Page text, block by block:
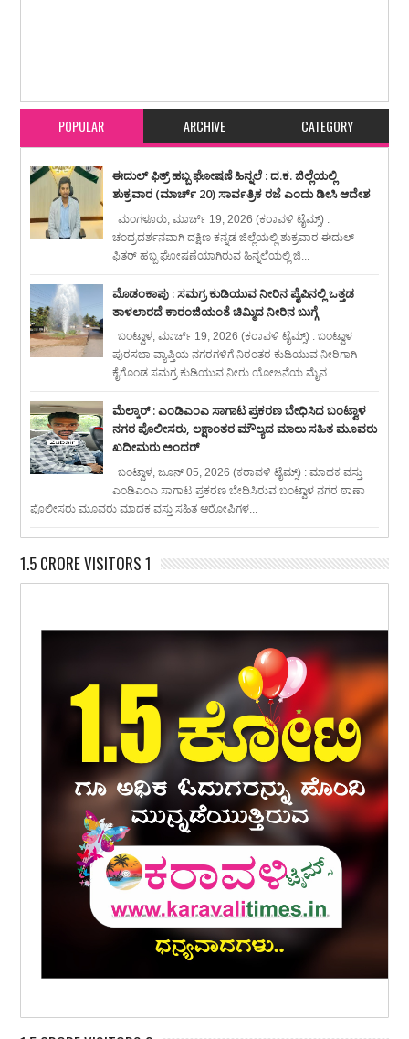
POPULAR ARCHIVE CATEGORY
ಈದುಲ್ ಫಿತ್ರ್ ಹಬ್ಬ ಘೋಷಣೆ ಹಿನ್ನಲೆ : ದ.ಕ. ಜಿಲ್ಲೆಯಲ್ಲಿ
ಶುಕ್ರವಾರ (ಮಾರ್ಚ್ 20) ಸಾರ್ವತ್ರಿಕ ರಜೆ ಎಂದು ಡೀಸಿ ಆದೇಶ
ಮಂಗಳೂರು, ಮಾರ್ಚ್ 19, 2026 (ಕರಾವಳಿ ಟೈಮ್ಸ್) :
ಚಂದ್ರದರ್ಶನವಾಗಿ ದಕ್ಷಿಣ ಕನ್ನಡ ಜಿಲ್ಲೆಯಲ್ಲಿ ಶುಕ್ರವಾರ ಈದುಲ್
ಫಿತರ್ ಹಬ್ಬ ಘೋಷಣೆಯಾಗಿರುವ ಹಿನ್ನಲೆಯಲ್ಲಿ ಜಿ...
ಮೊಡಂಕಾಪು : ಸಮಗ್ರ ಕುಡಿಯುವ ನೀರಿನ ಪೈಪಿನಲ್ಲಿ ಒತ್ತಡ
ತಾಳಲಾರದೆ ಕಾರಂಜಿಯಂತೆ ಚಿಮ್ಮಿದ ನೀರಿನ ಬುಗ್ಗೆ
ಬಂಟ್ವಾಳ, ಮಾರ್ಚ್ 19, 2026 (ಕರಾವಳಿ ಟೈಮ್ಸ್) : ಬಂಟ್ವಾಳ
ಪುರಸಭಾ ವ್ಯಾಪ್ತಿಯ ನಗರಗಳಿಗೆ ನಿರಂತರ ಕುಡಿಯುವ ನೀರಿಗಾಗಿ
ಕೈಗೊಂಡ ಸಮಗ್ರ ಕುಡಿಯುವ ನೀರು ಯೋಜನೆಯ ಮೈನ...
ಮೆಲ್ಕಾರ್ : ಎಂಡಿಎಂಎ ಸಾಗಾಟ ಪ್ರಕರಣ ಬೇಧಿಸಿದ ಬಂಟ್ವಾಳ
ನಗರ ಪೊಲೀಸರು, ಲಕ್ಷಾಂತರ ಮೌಲ್ಯದ ಮಾಲು ಸಹಿತ ಮೂವರು
ಖದೀಮರು ಅಂದರ್
ಬಂಟ್ವಾಳ, ಜೂನ್ 05, 2026 (ಕರಾವಳಿ ಟೈಮ್ಸ್) : ಮಾದಕ ವಸ್ತು
ಎಂಡಿಎಂಎ ಸಾಗಾಟ ಪ್ರಕರಣ ಬೇಧಿಸಿರುವ ಬಂಟ್ವಾಳ ನಗರ ಠಾಣಾ
ಪೊಲೀಸರು ಮೂವರು ಮಾದಕ ವಸ್ತು ಸಹಿತ ಆರೋಪಿಗಳ...
1.5 CRORE VISITORS 1